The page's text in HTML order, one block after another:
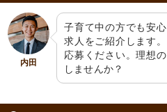
内田
子育て中の方でも安
求人をご紹介します
応募ください。理想
しませんか？